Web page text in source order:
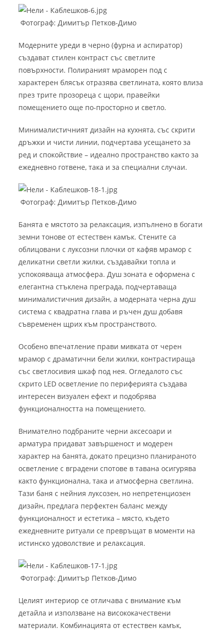
Фотограф: Димитър Петков-Димо
Модерните уреди в черно (фурна и аспиратор)
създават стилен контраст със светлите
повърхности. Полираният мраморен под с
характерен блясък отразява светлината, която влиза
през трите прозореца с щори, правейки
помещението още по-просторно и светло.
Минималистичният дизайн на кухнята, със скрити
дръжки и чисти линии, подчертава усещането за
ред и спокойствие – идеално пространство както за
ежедневно готвене, така и за специални случаи.
Фотограф: Димитър Петков-Димо
Банята е мястото за релаксация, изпълнено в богати
земни тонове от естествен камък. Стените са
облицовани с луксозни плочки от кафяв мрамор с
деликатни светли жилки, създавайки топла и
успокояваща атмосфера. Душ зоната е оформена с
елегантна стъклена преграда, подчертаваща
минималистичния дизайн, а модерната черна душ
система с квадратна глава и ръчен душ добавя
съвременен щрих към пространството.
Особено впечатление прави мивката от черен
мрамор с драматични бели жилки, контрастираща
със светлосивия шкаф под нея. Огледалото със
скрито LED осветление по периферията създава
интересен визуален ефект и подобрява
функционалността на помещението.
Внимателно подбраните черни аксесоари и
арматура придават завършеност и модерен
характер на банята, докато прецизно планираното
осветление с вградени спотове в тавана осигурява
както функционална, така и атмосферна светлина.
Тази баня с нейния луксозен, но непретенциозен
дизайн, предлага перфектен баланс между
функционалност и естетика – място, където
ежедневните ритуали се превръщат в моменти на
истинско удоволствие и релаксация.
Фотограф: Димитър Петков-Димо
Целият интериор се отличава с внимание към
детайла и използване на висококачествени
материали. Комбинацията от естествен камък,